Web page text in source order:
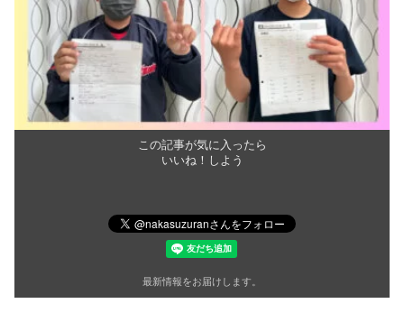
この記事が気に入ったら
いいね！しよう
最新情報をお届けします。